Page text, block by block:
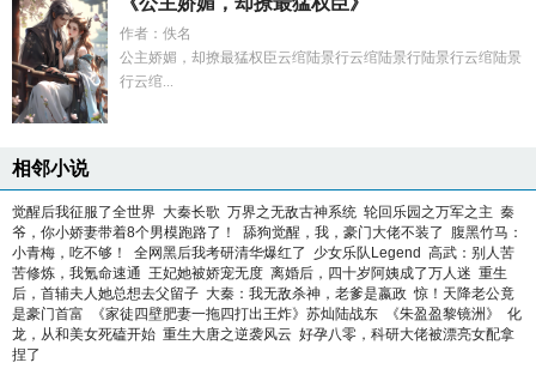
作者：佚名
公主娇媚，却撩最猛权臣云绾陆景行云绾陆景行陆景行云绾陆景
行云绾...
相邻小说
觉醒后我征服了全世界 大秦长歌 万界之无敌古神系统 轮回乐园之万军之主 秦
爷，你小娇妻带着8个男模跑路了！
舔狗觉醒，我，豪门大佬不装了
腹黑竹马：
小青梅，吃不够！
全网黑后我考研清华爆红了 少女乐队Legend 高武：别人苦
苦修炼，我氪命速通 王妃她被娇宠无度 离婚后，四十岁阿姨成了万人迷 重生
后，首辅夫人她总想去父留子 大秦：我无敌杀神，老爹是嬴政 惊！天降老公竟
是豪门首富
《家徒四壁肥妻一拖四打出王炸》苏灿陆战东 《朱盈盈黎镜洲》
化
龙，从和美女死磕开始 重生大唐之逆袭风云 好孕八零，科研大佬被漂亮女配拿
捏了